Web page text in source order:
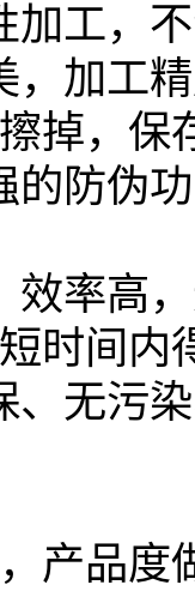
加工，
加工
掉，保
的防伪
效率高
时间内
、无污
产品度